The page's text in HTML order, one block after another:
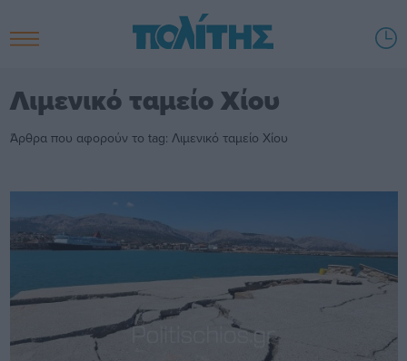
Λιμενικό ταμείο Χίου
Άρθρα που αφορούν το tag: Λιμενικό ταμείο Χίου